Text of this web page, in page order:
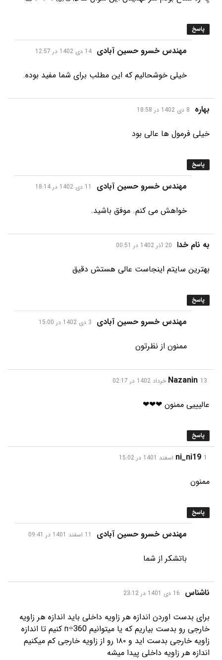
پاسخ
مهندس خسرو حسین آبادی گفت:
14 دی 1402 در 12:57
خیلی خوشحالیم که این مطلب برای شما مفید بوده.
بهاره گفت:
8 دی 1402 در 18:58
خیلی فرمول ها عالی بود
پاسخ
مهندس خسرو حسین آبادی گفت:
11 دی 1402 در 18:14
خواهش می کنم. موفق باشید.
به نام خدا گفت:
20 آذر 1402 در 00:51
بهترین سایتم اینجاست عالی هستش دقیق
پاسخ
مهندس خسرو حسین آبادی گفت:
3 دی 1402 در 15:00
ممنون از نظرتون
Nazanin
گفت: 13 خرداد 1402 در 02:17
عالیییی ممنون ❤❤❤
پاسخ
ni_ni19
گفت: 1 اسفند 1401 در 15:02
ممنون
پاسخ
مهندس خسرو حسین آبادی گفت:
11 اسفند 1401 در 09:41
باتشکر از شما
ناشناس گفت:
16 دی 1401 در 23:12
برای بدست اوردن اندازه هر زاویه داخلی باید اندازه هر زاویه
خارجی رو بدست بیاریم که یا میتوانیم n÷360 کنیم تا اندازه
زاویه خارجی بدست اید و ۱۸۰ رو از زاویه خارجی کم میکنیم
اندازه هر زاویه داخلی پیدا میشه